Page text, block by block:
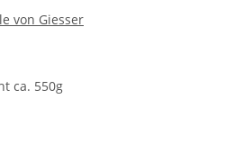
von Giesser
ca. 550g